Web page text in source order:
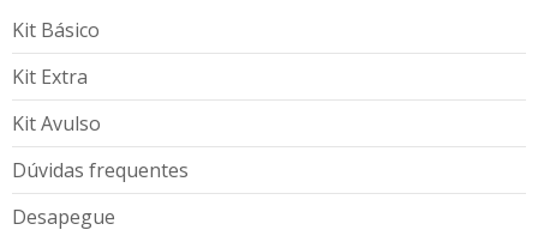
Kit Básico
Kit Extra
Kit Avulso
Dúvidas frequentes
Desapegue